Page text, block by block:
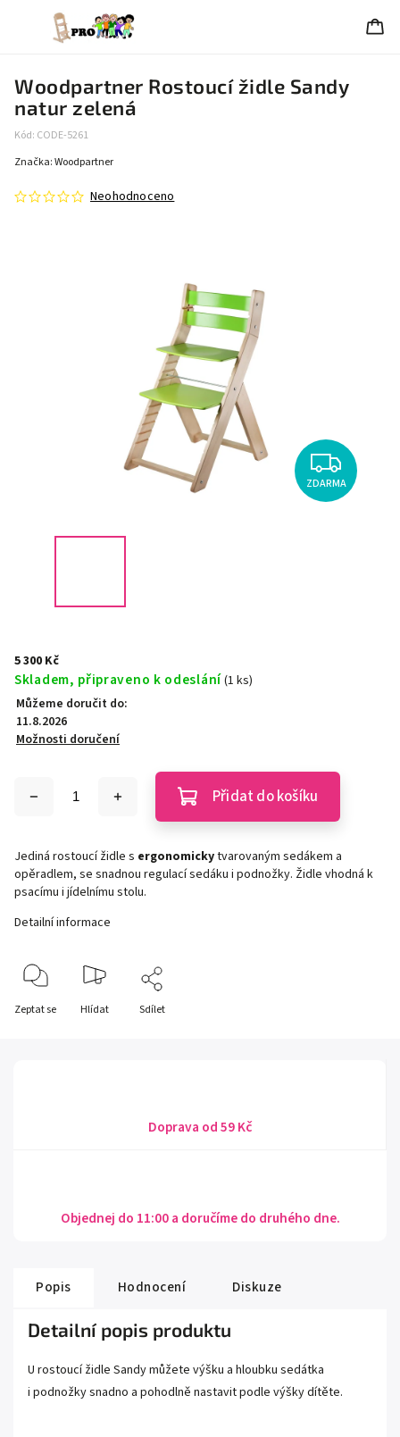
Woodpartner Rostoucí židle Sandy
natur zelená
Kód: CODE-5261
Neohodnoceno
Značka:Woodpartner
ZDARMA
5 300 Kč
Skladem, připraveno k odeslání(1 ks)
Můžeme doručit do:
11.8.2026
Možnosti doručení
Přidat do košíku
Jediná rostoucí židle s ergonomickytvarovaným sedákem a
opěradlem, se snadnou regulací sedáku i podnožky. Židle vhodná k
psacímu i jídelnímu stolu.
Detailní informace
Zeptat se Hlídat Sdílet
Doprava od 59 Kč
Objednej do 11:00 a doručíme do druhého dne.
Popis Hodnocení Diskuze
Detailní popis produktu
U rostoucí židle Sandy můžete výšku a hloubku sedátka
i podnožky snadno a pohodlně nastavit podle výšky dítěte.